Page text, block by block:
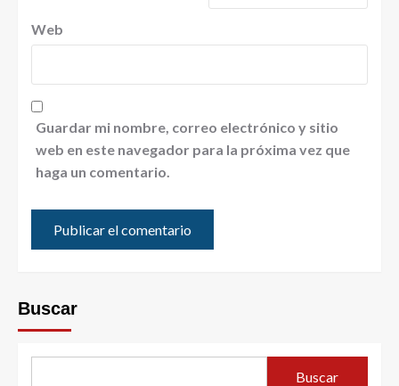
Web
Guardar mi nombre, correo electrónico y sitio
web en este navegador para la próxima vez que
haga un comentario.
Buscar
Buscar